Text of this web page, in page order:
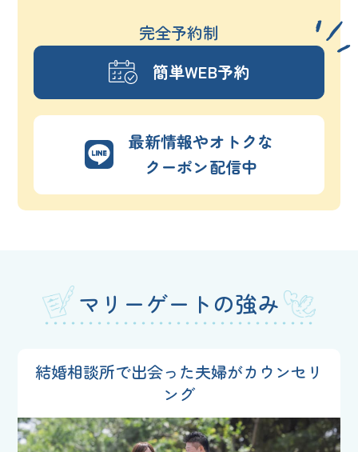
完全予約制
簡単WEB予約
最新情報やオトクな
クーポン配信中
マリーゲートの強み
結婚相談所で出会った夫婦がカウンセリ
ング